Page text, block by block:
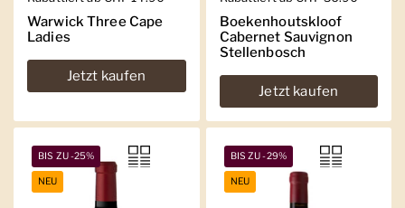
Warwick Three Cape
Ladies
Jetzt kaufen
Boekenhoutskloof
Cabernet Sauvignon
Stellenbosch
Jetzt kaufen
BIS ZU -25%
NEU
BIS ZU -29%
NEU